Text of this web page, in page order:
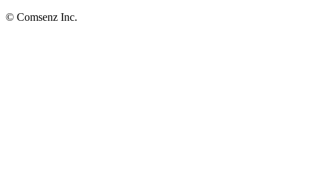
© Comsenz Inc.